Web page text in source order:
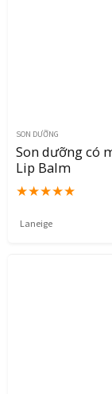
SON DƯỠNG
Son dưỡng có
Lip Balm
★★★★★
Laneige